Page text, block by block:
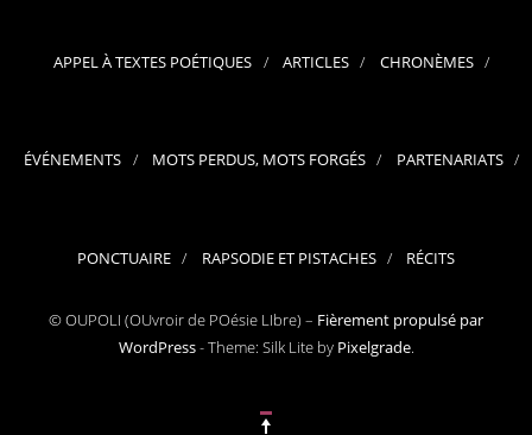
APPEL À TEXTES POÉTIQUES ARTICLES CHRONÈMES
ÉVÉNEMENTS MOTS PERDUS, MOTS FORGÉS PARTENARIATS
PONCTUAIRE RAPSODIE ET PISTACHES RÉCITS
© OUPOLI (OUvroir de POésie LIbre) – Fièrement propulsé par
WordPress-Theme: Silk Lite by Pixelgrade.